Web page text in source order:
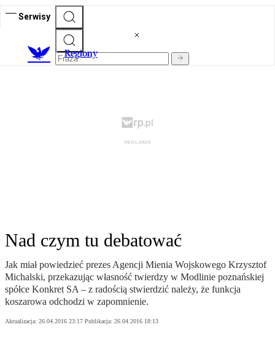
Serwisy
Regiony
Nad czym tu debatować
Jak miał powiedzieć prezes Agencji Mienia Wojskowego Krzysztof
Michalski, przekazując własność twierdzy w Modlinie poznańskiej
spółce Konkret SA – z radością stwierdzić należy, że funkcja
koszarowa odchodzi w zapomnienie.
Aktualizacja: 26.04.2016 23:17 Publikacja: 26.04.2016 18:13